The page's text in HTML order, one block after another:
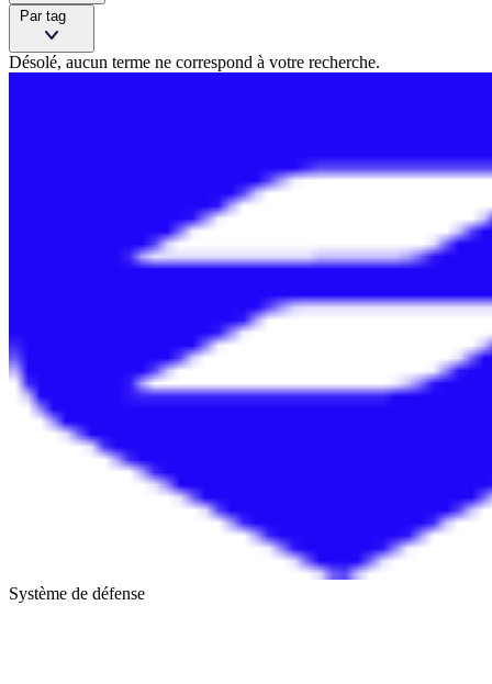
Par tag
Désolé, aucun terme ne correspond à votre recherche.
Système de défense